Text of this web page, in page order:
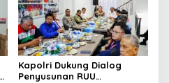
Kapolri Dukung Dialog
Penyusunan RUU